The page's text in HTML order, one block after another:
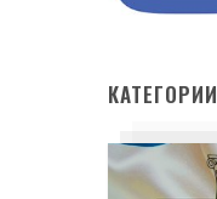
КАТЕГОРИИ